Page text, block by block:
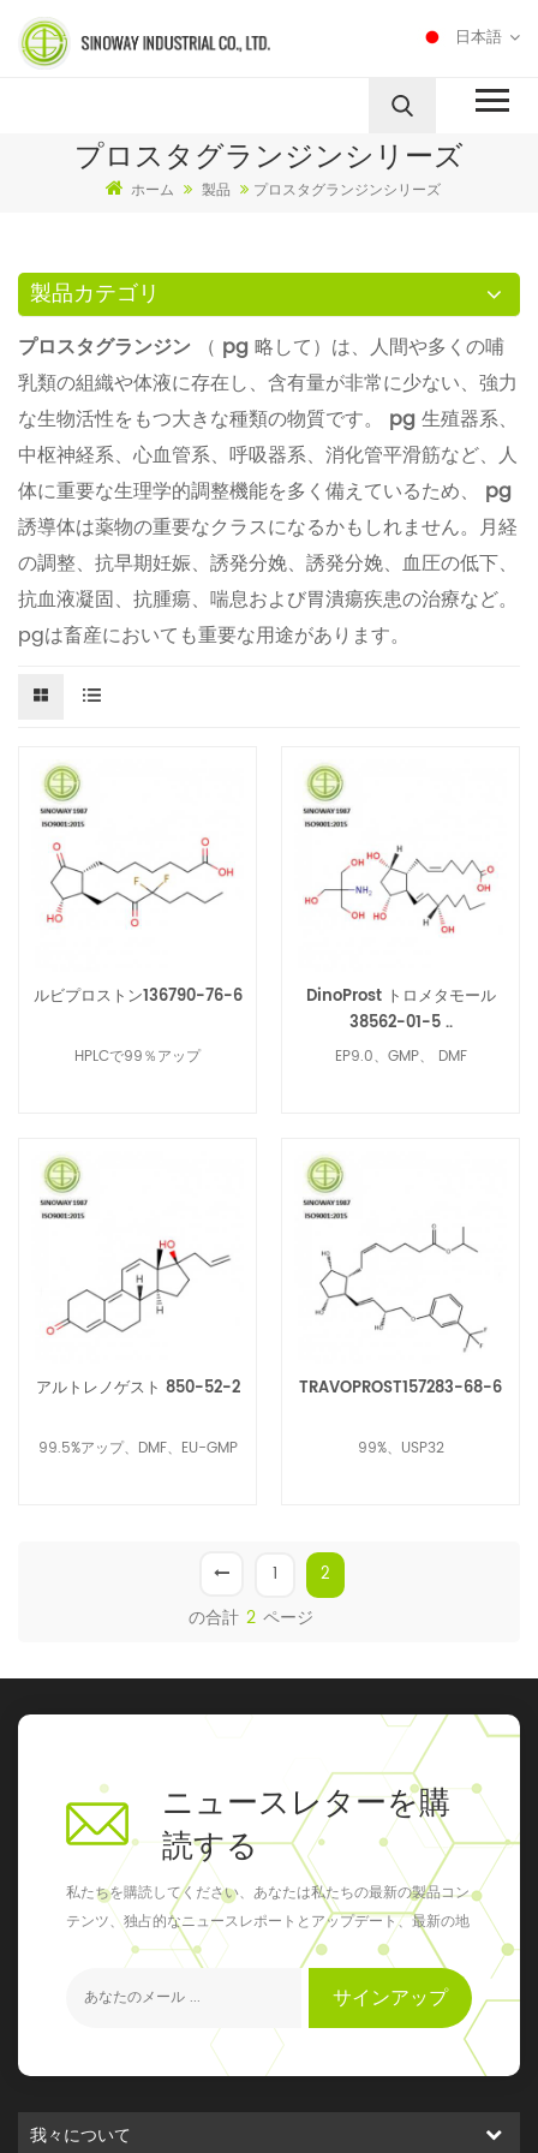
日本語
プロスタグランジンシリーズ
ホーム 製品 プロスタグランジンシリーズ
製品カテゴリ
プロスタグランジン （ pg略して）は、人間や多くの哺
乳類の組織や体液に存在し、含有量が非常に少ない、強力
な生物活性をもつ大きな種類の物質です。
pg生殖器系、
中枢神経系、心血管系、呼吸器系、消化管平滑筋など、人
体に重要な生理学的調整機能を多く備えているため、
pg
誘導体は薬物の重要なクラスになるかもしれません。月経
の調整、抗早期妊娠、誘発分娩、誘発分娩、血圧の低下、
抗血液凝固、抗腫瘍、喘息および胃潰瘍疾患の治療など。
pgは畜産においても重要な用途があります。
ルビプロストン136790-76-6
HPLCで99％アップ
DinoProst トロメタモール
38562-01-5 ..
EP9.0、GMP、 DMF
アルトレノゲスト 850-52-2
99.5%アップ、DMF、EU-GMP
TRAVOPROST157283-68-6
99%、USP32
1 2
の合計 2 ページ
ニュースレターを購
読する
私たちを購読してください、あなたは私たちの最新の製品コン
テンツ、独占的なニュースレポートとアップデート、最新の地
元のイベントを得ることができます
サインアップ
我々について